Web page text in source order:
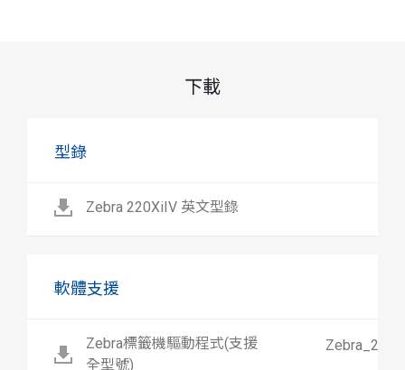
下載
型錄
Zebra 220XiIV 英文型錄
軟體支援
Zebra標籤機驅動程式(支援
全型號)